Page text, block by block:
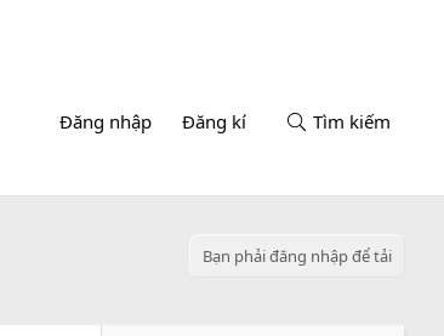
Đăng nhập Đăng kí Tìm kiếm
Bạn phải đăng nhập để tải